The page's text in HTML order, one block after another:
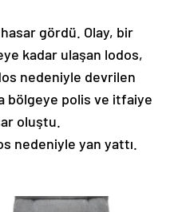
gördü. Olay, bir
kadar ulaşan lodos,
nedeniyle devrilen
bölgeye polis ve itfaiye
oluştu.
nedeniyle yan yattı.